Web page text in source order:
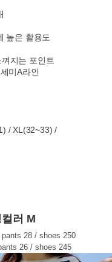
높은 활용도
지는 포인트
미A라인
/ XL(32~33) /
러 M
28 / shoes 250
26 / shoes 245